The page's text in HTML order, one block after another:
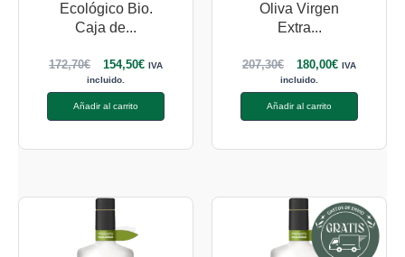
Ecológico Bio.
Caja de...
172,70€ 154,50€ IVA
incluido.
Añadir al carrito
Oliva Virgen
Extra...
207,30€ 180,00€ IVA
incluido.
Añadir al carrito